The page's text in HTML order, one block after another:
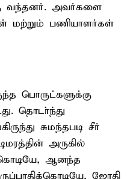
வந்தனர். அவர்களை
மற்றும் பணியாளர்கள்
பொருட்களுக்கு
தொடா்ந்து
சுமந்தபடி சீர்
அருகில்
ஆனந்த
ஜோதி